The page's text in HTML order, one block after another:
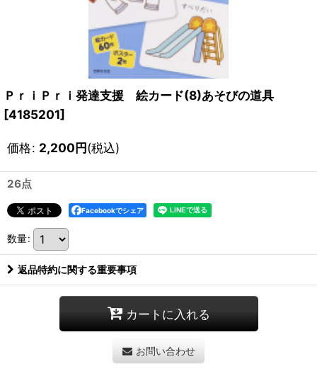
ＰｒｉＰｒｉ発達支援 絵カード(8)あそびの道具
[4185201]
価格: 2,200円(税込)
26点
Facebookでシェア
数量:
返品特約に関する重要事項
カートに入れる
お問い合わせ